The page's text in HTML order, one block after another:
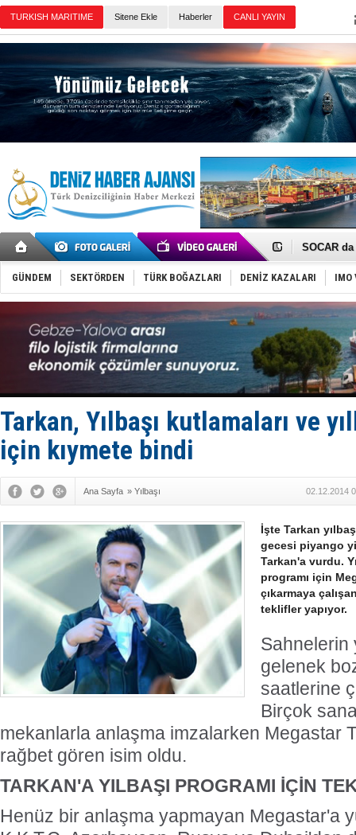
Sitene Ekle Haberler
Taksi
TÜRKLİM
SOCAR da
D-Marin,
Van’da
ASEAN ilk
TAYK -
İstanbul
Tersane
GÜNDEM SEKTÖRDEN TÜRK BOĞAZLARI DENİZ KAZALARI IMO
Tarkan, Yılbaşı kutlamaları ve
için kıymete bindi
Ana Sayfa » Yılbaşı 02.12.2014
İşte Tarkan
gecesi piyango
Tarkan'a vurdu.
programı için
çıkarmaya
teklifler yapıyor.
Sahnelerin
gelenek
saatlerine
Birçok
mekanlarla anlaşma imzalarken Megastar
rağbet gören isim oldu.
TARKAN'A YILBAŞI PROGRAMI İÇİN
Henüz bir anlaşma yapmayan Megastar'a